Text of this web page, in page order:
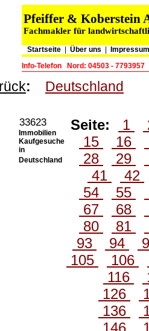
Pfeiffer & Koberstein
Fachmakler für
Startseite Über uns
Info-Telefon
Nord: 04503 - 7793957
: Deutschland
33623
Immobilien
Kaufgesuche
in
Deutschland
Seite: 1
15
16
28
29
41
42
54
55
67
68
80
81
93
94
105
106
116
126
136
146